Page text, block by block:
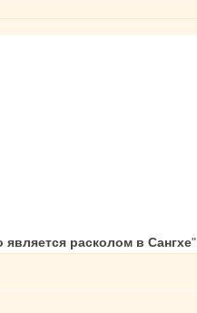
является расколом в Сангхе".